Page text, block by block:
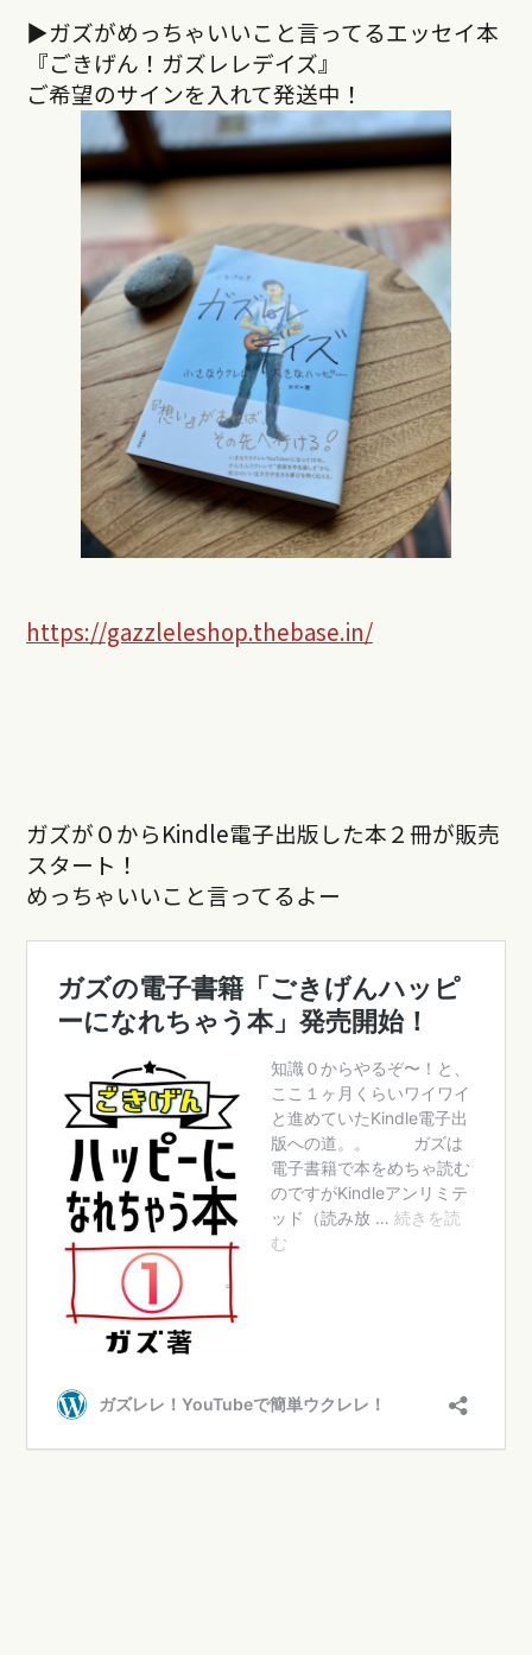
▶︎ガズがめっちゃいいこと言ってるエッセイ本
『ごきげん！ガズレレデイズ』
ご希望のサインを入れて発送中！
https://gazzleleshop.thebase.in/
ガズが０からKindle電子出版した本２冊が販売
スタート！
めっちゃいいこと言ってるよー